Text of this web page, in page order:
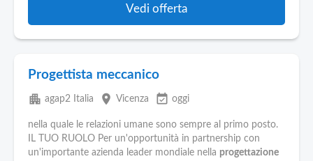
Vedi offerta
Progettista meccanico
apartment agap2 Italia place Vicenza event_available oggi
nella quale le relazioni umane sono sempre al primo posto.
IL TUO RUOLO Per un'opportunità in partnership con
un'importante azienda leader mondiale nella progettazione